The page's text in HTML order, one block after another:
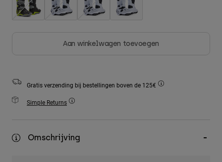
Accessories
Bags & BackpacksAan winkelwagen toevoegen
Gratis verzending bij bestellingen boven de 125€
Simple Returns
Omschrijving